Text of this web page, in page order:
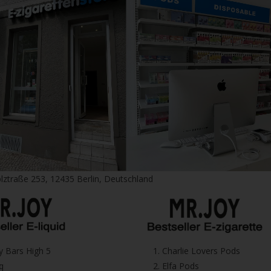
P270 Bei
P301+P310 BEI
P330 Mund
P405 Unter
P501 Inhalt/
der Entsorgung
253, 12435 Berlin, Deutschland
Bars High 5
1.⁠ ⁠Charlie Lovers Pods
2.⁠ ⁠⁠Elfa Pods